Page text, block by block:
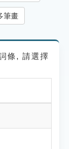
筆畫
條, 請選擇